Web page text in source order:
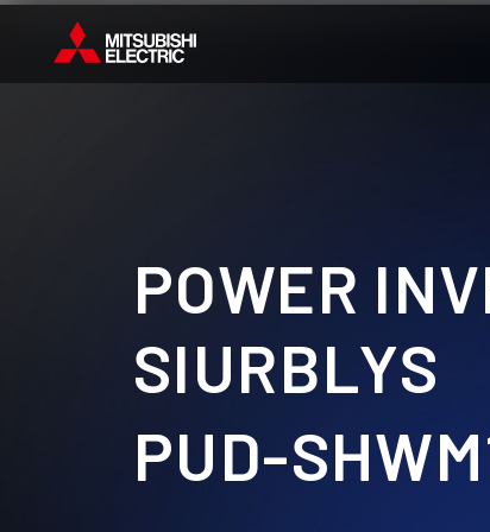
POWER
SIURBLYS
PUD-